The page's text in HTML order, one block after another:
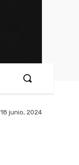
18 junio, 2024